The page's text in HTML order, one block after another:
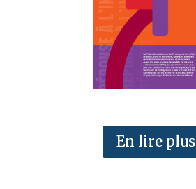
En lire plus